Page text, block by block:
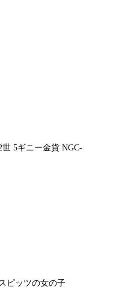
5ギニー金貨 NGC-
ピッツの女の子